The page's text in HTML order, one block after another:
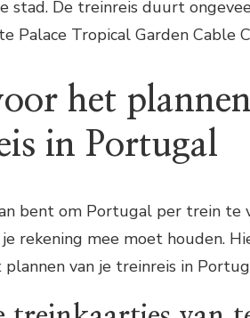
stad. De treinreis duurt
Palace Tropical Garden Cable
het
in Portugal
bent om Portugal per trein te
rekening mee moet houden.
van je treinreis in